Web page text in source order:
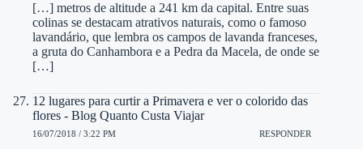
[…] metros de altitude a 241 km da capital. Entre suas
colinas se destacam atrativos naturais, como o famoso
lavandário, que lembra os campos de lavanda franceses,
a gruta do Canhambora e a Pedra da Macela, de onde se
[…]
12 lugares para curtir a Primavera e ver o colorido das
flores - Blog Quanto Custa Viajar
16/07/2018 / 3:22 PM RESPONDER